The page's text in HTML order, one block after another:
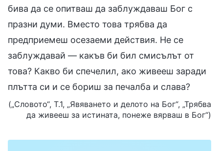
бива да се опитваш да заблуждаваш Бог с
празни думи. Вместо това трябва да
предприемеш осезаеми действия. Не се
заблуждавай — какъв би бил смисълът от
това? Какво би спечелил, ако живееш заради
плътта си и се бориш за печалба и слава?
(„Словото“, Т.1, „Явяването и делото на Бог“, „Трябва
да живееш за истината, понеже вярваш в Бог“)